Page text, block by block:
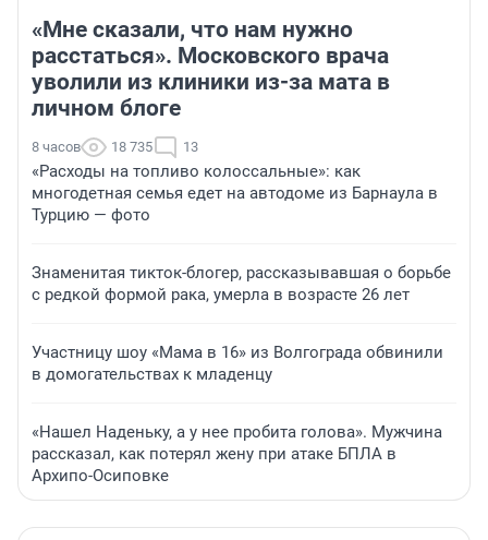
«Мне сказали, что нам нужно
расстаться». Московского врача
уволили из клиники из-за мата в
личном блоге
8 часов 18 735 13
«Расходы на топливо колоссальные»: как
многодетная семья едет на автодоме из Барнаула в
Турцию — фото
Знаменитая тикток-блогер, рассказывавшая о борьбе
с редкой формой рака, умерла в возрасте 26 лет
Участницу шоу «Мама в 16» из Волгограда обвинили
в домогательствах к младенцу
«Нашел Наденьку, а у нее пробита голова». Мужчина
рассказал, как потерял жену при атаке БПЛА в
Архипо-Осиповке